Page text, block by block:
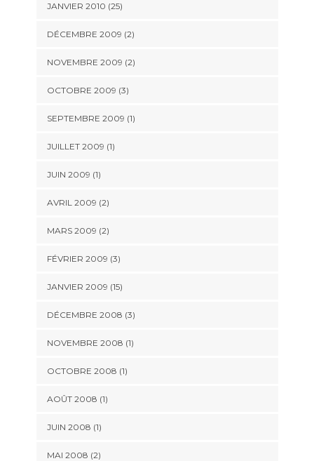
JANVIER 2010 (25)
DÉCEMBRE 2009 (2)
NOVEMBRE 2009 (2)
OCTOBRE 2009 (3)
SEPTEMBRE 2009 (1)
JUILLET 2009 (1)
JUIN 2009 (1)
AVRIL 2009 (2)
MARS 2009 (2)
FÉVRIER 2009 (3)
JANVIER 2009 (15)
DÉCEMBRE 2008 (3)
NOVEMBRE 2008 (1)
OCTOBRE 2008 (1)
AOÛT 2008 (1)
JUIN 2008 (1)
MAI 2008 (2)